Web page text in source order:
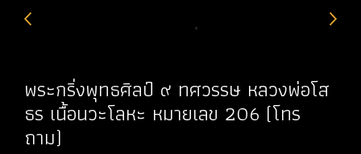
พระกริ่งพุทธศิลป์ ๙ ทศวรรษ หลวงพ่อโส
ธร เนื้อนวะโลหะ หมายเลข 206 (โทร
ถาม)